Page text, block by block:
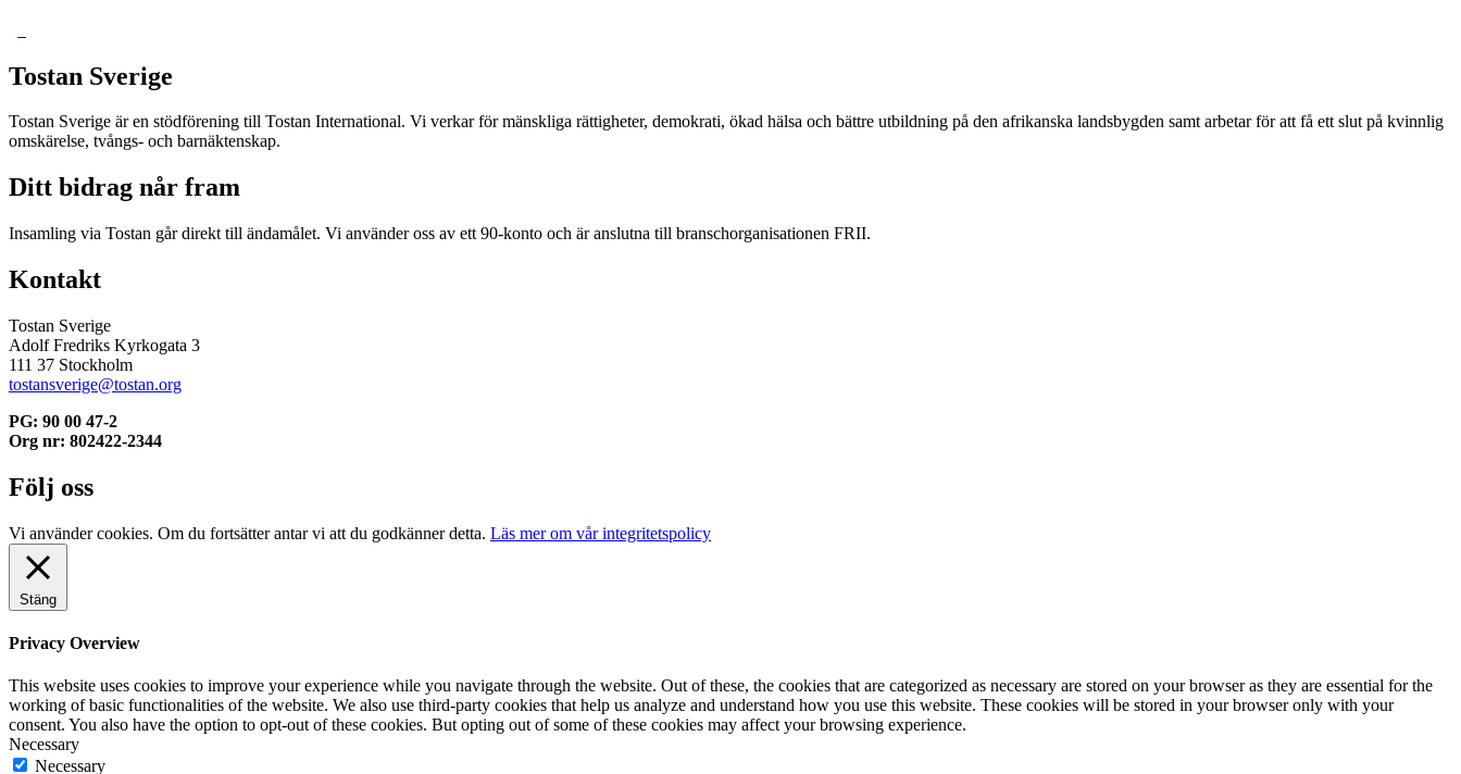
Tostan Sverige
Tostan Sverige är en stödförening till Tostan International. Vi verkar för mänskliga rättigheter, demokrati, ökad hälsa och bättre utbildning på den afrikanska landsbygden samt arbetar för att få ett slut på kvinnlig
omskärelse, tvångs- och barnäktenskap.
Ditt bidrag når fram
Insamling via Tostan går direkt till ändamålet. Vi använder oss av ett 90-konto och är anslutna till branschorganisationen FRII.
Kontakt
Tostan Sverige
Adolf Fredriks Kyrkogata 3
111 37 Stockholm
tostansverige@tostan.org
PG: 90 00 47-2
Org nr: 802422-2344
Följ oss
Vi använder cookies. Om du fortsätter antar vi att du godkänner detta. Läs mer om vår integritetspolicy
Stäng
Privacy Overview
This website uses cookies to improve your experience while you navigate through the website. Out of these, the cookies that are categorized as necessary are stored on your browser as they are essential for the
working of basic functionalities of the website. We also use third-party cookies that help us analyze and understand how you use this website. These cookies will be stored in your browser only with your
consent. You also have the option to opt-out of these cookies. But opting out of some of these cookies may affect your browsing experience.
Necessary
Necessary